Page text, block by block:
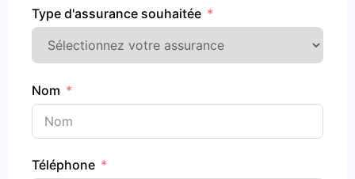
Type d'assurance souhaitée
Nom
Téléphone